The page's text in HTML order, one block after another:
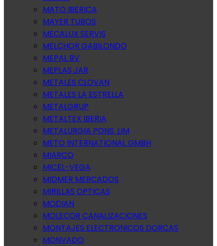
MATO IBERICA
MAYER TUBOS
MECALUX SERVIS
MELCHOR GABILONDO
MEPAL BV
MEPLAS JAR
METALES CLOVAN
METALES LA ESTRELLA
METALGRUP
METALTEX IBERIA
METALURGIA PONS. LIM
METO INTERNATIONAL GMBH
MIARCO
MICEL-VEGA
MIDMER MERCADOS
MIRILLAS OPTICAS
MODIAN
MOLECOR CANALIZACIONES
MONTAJES ELECTRONICOS DORCAS
MONVADO